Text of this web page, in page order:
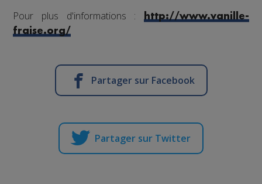
Pour plus d'informations :
http://www.vanille-
fraise.org/
Partager sur Facebook
Partager sur Twitter